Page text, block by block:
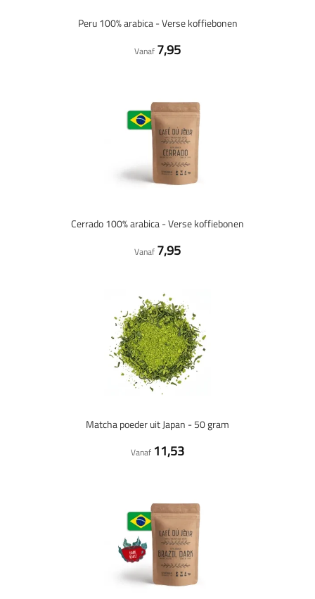
Peru 100% arabica - Verse koffiebonen
Vanaf 7,95
Cerrado 100% arabica - Verse koffiebonen
Vanaf 7,95
Matcha poeder uit Japan - 50 gram
Vanaf 11,53